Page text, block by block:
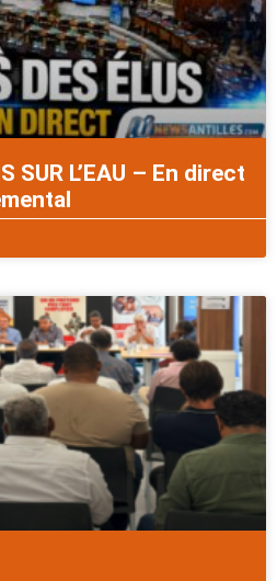
SUR L’EAU – En direct